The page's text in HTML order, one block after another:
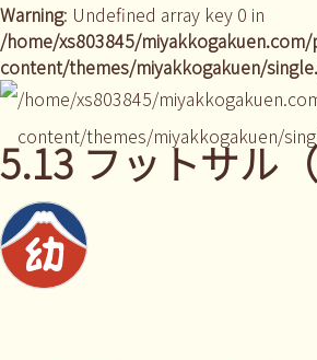
Warning: Undefined array key 0 in
/home/xs803845/
content/themes/miyakkogakuen/
/home/xs803845/
content/themes/miyakkogakuen/
5.13 フットサル